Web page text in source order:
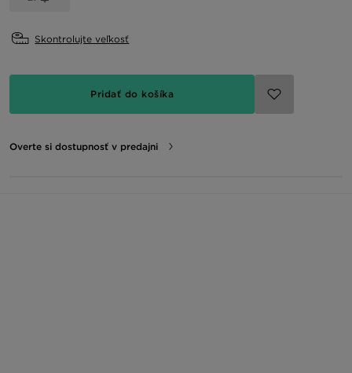
Skontrolujte veľkosť
Pridať do košíka
Overte si dostupnosť v predajni